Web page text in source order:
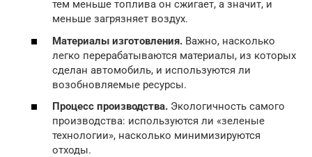
тем меньше топлива он сжигает, а значит, и
меньше загрязняет воздух.
Материалы изготовления. Важно, насколько
легко перерабатываются материалы, из которых
сделан автомобиль, и используются ли
возобновляемые ресурсы.
Процесс производства. Экологичность самого
производства: используются ли «зеленые
технологии», насколько минимизируются
отходы.